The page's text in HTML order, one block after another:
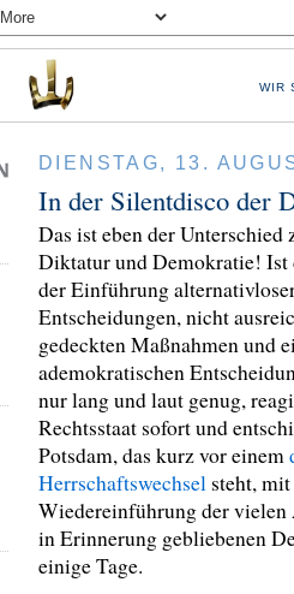
WIR
DIENSTAG, 13.
In der Silentdisco der
Das ist eben der Unterschied
Diktatur und Demokratie!
der Einführung
Entscheidungen, nicht
gedeckten Maßnahmen und
ademokratischen
nur lang und laut genug,
Rechtsstaat sofort und
Potsdam, das kurz vor einem
Herrschaftswechsel steht,
Wiedereinführung der vielen
in Erinnerung gebliebenen
einige Tage.